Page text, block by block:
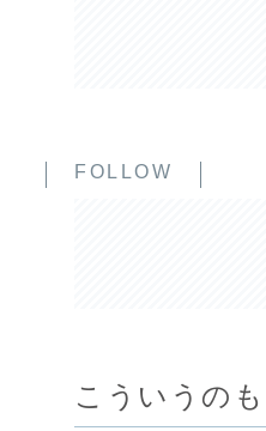
FOLLOW
こういうの